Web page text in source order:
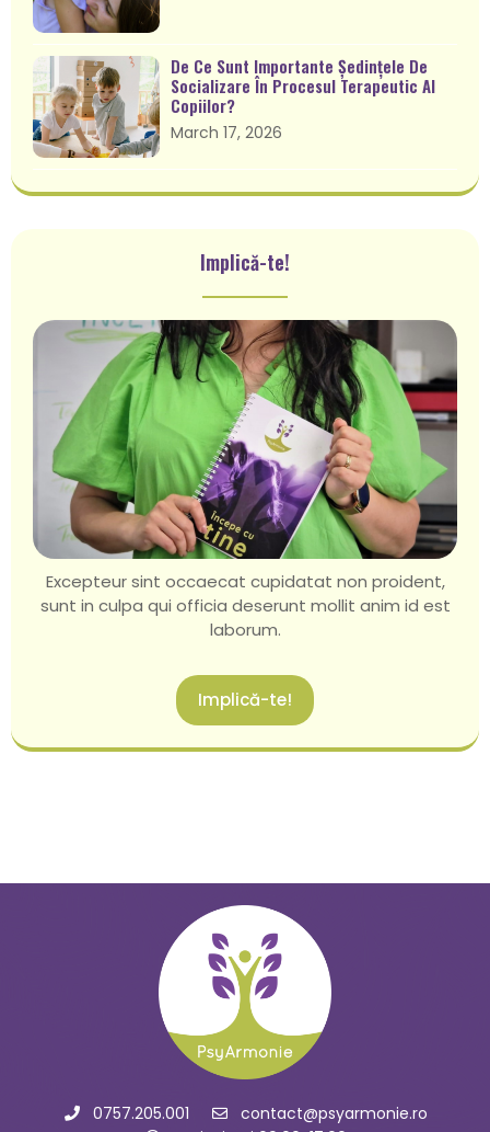
De Ce Sunt Importante Ședințele De
Socializare În Procesul Terapeutic Al
Copiilor?
March 17, 2026
Implică-te!
Excepteur sint occaecat cupidatat non proident,
sunt in culpa qui officia deserunt mollit anim id est
laborum.
Implică-te!
0757.205.001
contact@psyarmonie.ro